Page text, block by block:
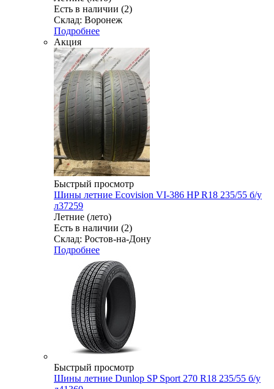
Есть в наличии (2)
Склад: Воронеж
Подробнее
Акция
Быстрый просмотр
Шины летние Ecovision VI-386 HP R18 235/55 б/у
л37259
Летние (лето)
Есть в наличии (2)
Склад: Ростов-на-Дону
Подробнее
Быстрый просмотр
Шины летние Dunlop SP Sport 270 R18 235/55 б/у